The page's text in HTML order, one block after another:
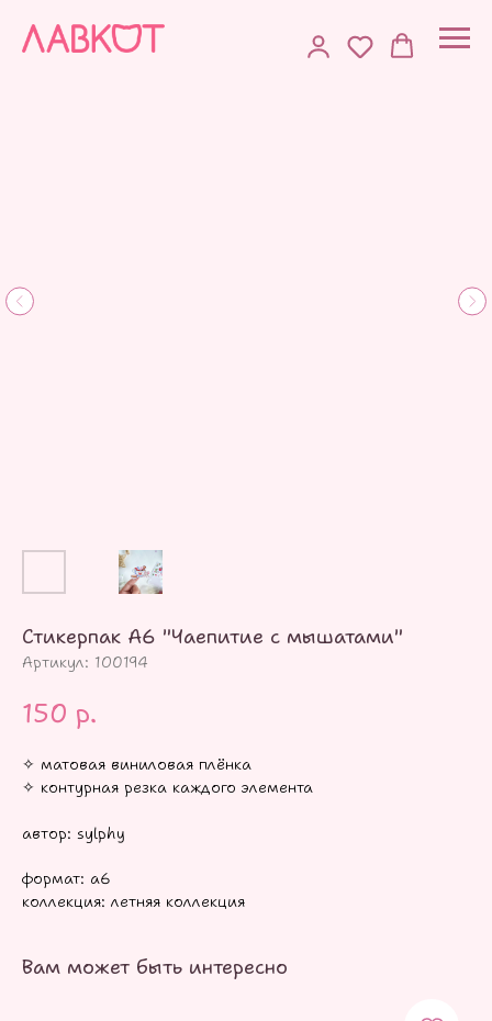
Стикерпак А6 "Чаепитие с мышатами"
Артикул: 100194
150 р.
✧ матовая виниловая плёнка
✧ контурная резка каждого элемента
автор: sylphy
формат: а6
коллекция: летняя коллекция
Вам может быть интересно